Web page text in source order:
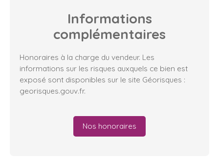
Informations
complémentaires
Honoraires à la charge du vendeur. Les
informations sur les risques auxquels ce bien est
exposé sont disponibles sur le site Géorisques :
georisques.gouv.fr.
Nos honoraires